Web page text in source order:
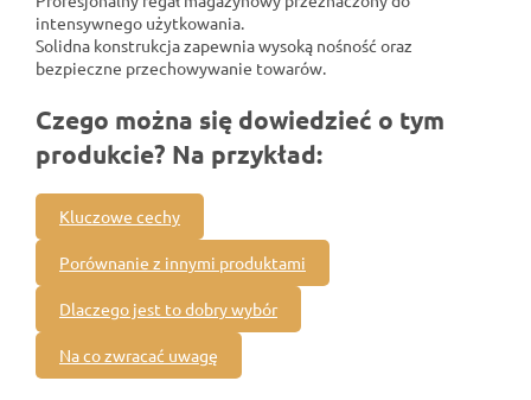
intensywnego użytkowania.
Solidna konstrukcja zapewnia wysoką nośność oraz
bezpieczne przechowywanie towarów.
Czego można się dowiedzieć o tym
produkcie? Na przykład:
Kluczowe cechy
Porównanie z innymi produktami
Dlaczego jest to dobry wybór
Na co zwracać uwagę